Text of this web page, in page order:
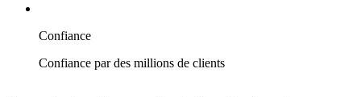
Confiance
Confiance par des millions de clients